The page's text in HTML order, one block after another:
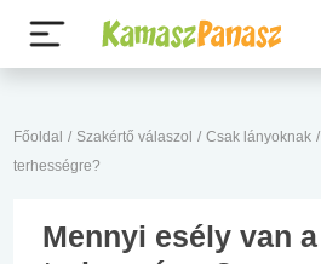
Főoldal / Szakértő válaszol / Csak lányoknak /
terhességre?
Mennyi esély van a